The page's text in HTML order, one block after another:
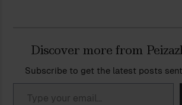
Discover more from
Subscribe to get the latest posts
Type your email…